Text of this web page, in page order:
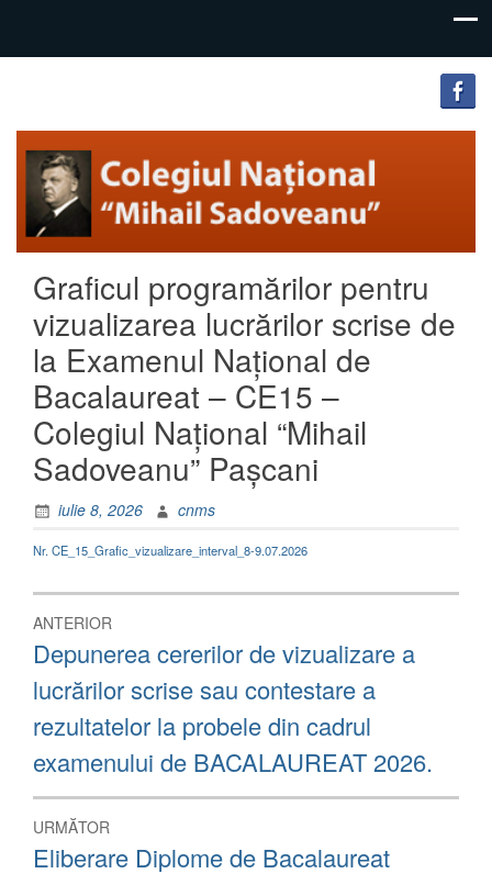
Colegiul
Național
„Mihail
Sadoveanu”
Pașcani
"Inima
educației
este
educația
inimii!"
Graficul programărilor pentru
vizualizarea lucrărilor scrise de
la Examenul Național de
Bacalaureat – CE15 –
Colegiul Național “Mihail
Sadoveanu” Pașcani
iulie 8, 2026 cnms
Nr. CE_15_Grafic_vizualizare_interval_8-9.07.2026
Navigare
în
articole
ANTERIOR
Articolul
anterior:
Depunerea cererilor de vizualizare a
lucrărilor scrise sau contestare a
rezultatelor la probele din cadrul
examenului de BACALAUREAT 2026.
URMĂTOR
Articolul
următor:
Eliberare Diplome de Bacalaureat